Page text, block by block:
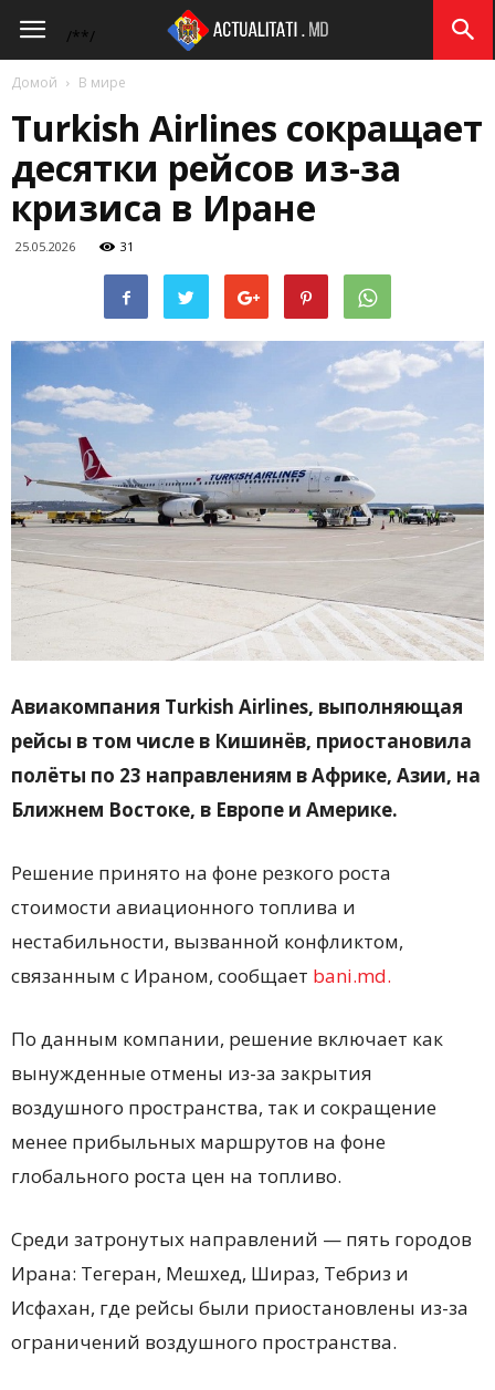
/**/
Actualitati.md
Домой В мире
Turkish Airlines сокращает
десятки рейсов из-за
кризиса в Иране
25.05.2026 31
Авиакомпания Turkish Airlines, выполняющая
рейсы в том числе в Кишинёв, приостановила
полёты по 23 направлениям в Африке, Азии, на
Ближнем Востоке, в Европе и Америке.
Решение принято на фоне резкого роста
стоимости авиационного топлива и
нестабильности, вызванной конфликтом,
связанным с Ираном, сообщает bani.md.
По данным компании, решение включает как
вынужденные отмены из-за закрытия
воздушного пространства, так и сокращение
менее прибыльных маршрутов на фоне
глобального роста цен на топливо.
Среди затронутых направлений — пять городов
Ирана: Тегеран, Мешхед, Шираз, Тебриз и
Исфахан, где рейсы были приостановлены из-за
ограничений воздушного пространства.